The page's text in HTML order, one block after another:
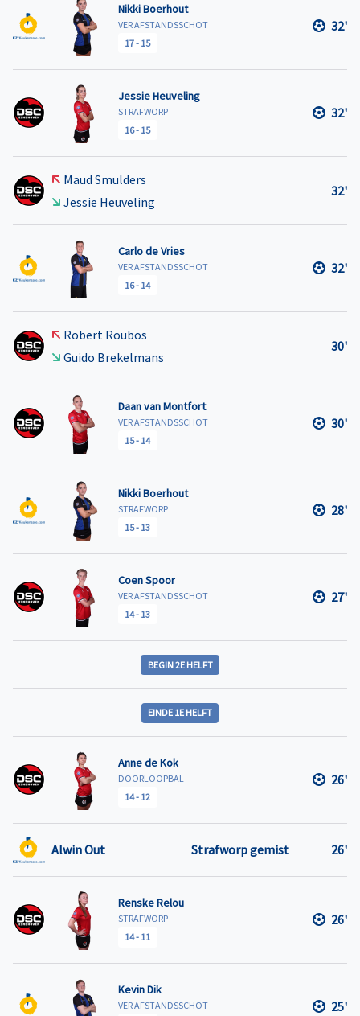
Nikki Boerhout
VER AFSTANDSSCHOT
17- 15
32'
Jessie Heuveling
STRAFWORP
16- 15
32'
Maud Smulders
Jessie Heuveling
32'
Carlo de Vries
VER AFSTANDSSCHOT
16- 14
32'
Robert Roubos
Guido Brekelmans
30'
Daan van Montfort
VER AFSTANDSSCHOT
15- 14
30'
Nikki Boerhout
STRAFWORP
15- 13
28'
Coen Spoor
VER AFSTANDSSCHOT
14- 13
27'
BEGIN 2E HELFT
EINDE 1E HELFT
Anne de Kok
DOORLOOPBAL
14- 12
26'
Alwin Out Strafworp gemist 26'
Renske Relou
STRAFWORP
14- 11
26'
Kevin Dik
VER AFSTANDSSCHOT
25'